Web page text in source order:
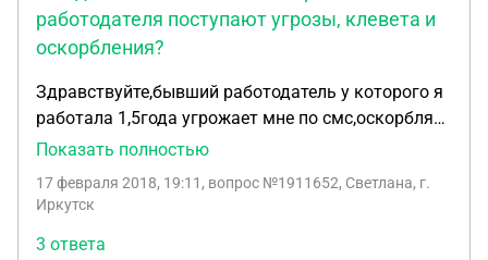
работодателя поступают угрозы, клевета и
оскорбления?
Здравствуйте,бывший работодатель у которого я
работала 1,5года угрожает мне по смс,оскорбляет
и пишет натуральную клевету,а все это от того
работодателей) свое мнение о их семье и об
история... Что мне делать куда обращаться???
Показать полностью
17 февраля 2018, 19:11 , вопрос №1911652, Светлана, г.
Иркутск
3 ответа